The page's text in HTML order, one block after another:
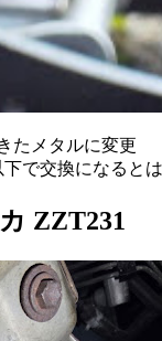
たメタルに変更
下で交換になると
ZZT231